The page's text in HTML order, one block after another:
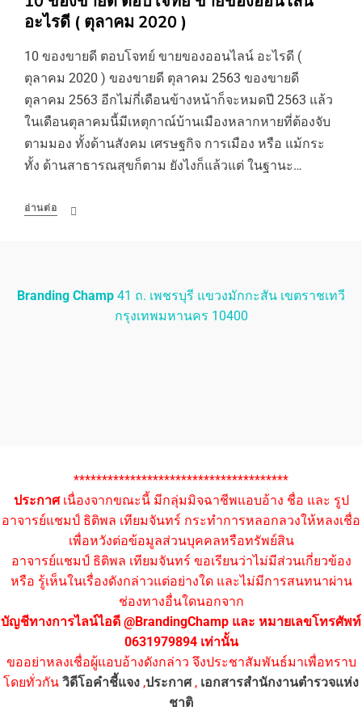
อะไรดี ( ตุลาคม 2020 )
10 ของขายดี ตอบโจทย์ ขายของออนไลน์ อะไรดี (
ตุลาคม 2020 ) ของขายดี ตุลาคม 2563 ของขายดี
ตุลาคม 2563 อีกไม่กี่เดือนข้างหน้าก็จะหมดปี 2563 แล้ว
ในเดือนตุลาคมนี้มีเหตุกาณ์บ้านเมืองหลากหายที่ต้องจับ
ตามมอง ทั้งด้านสังคม เศรษฐกิจ การเมือง หรือ แม้กระ
ทั้ง ด้านสาธารณสุขก็ตาม ยังไงก็แล้วแต่ ในฐานะ…
อ่านต่อ
Branding Champ 41 ถ. เพชรบุรี แขวงมักกะสัน เขตราชเทวี
กรุงเทพมหานคร 10400
**************************************
ประกาศเนื่องจากขณะนี้ มีกลุ่มมิจฉาชีพแอบอ้าง ชื่อ และ รูป
อาจารย์แชมป์ ธิติพล เทียมจันทร์ กระทำการหลอกลวงให้หลงเชื่อ
เพื่อหวังต่อข้อมูลส่วนบุคคลหรือทรัพย์สิน
อาจารย์แชมป์ ธิติพล เทียมจันทร์ ขอเรียนว่าไม่มีส่วนเกี่ยวข้อง
หรือ รู้เห็นในเรื่องดังกล่าวแต่อย่างใด และไม่มีการสนทนาผ่าน
ช่องทางอื่นใดนอกจาก
บัญชีทางการไลน์ไอดี @BrandingChamp และ หมายเลขโทรศัพท์
0631979894 เท่านั้น
ขออย่าหลงเชื่อผู้แอบอ้างดังกล่าว จึงประชาสัมพันธ์มาเพื่อทราบ
โดยทั่วกัน วิดีโอคำชี้แจง ,ประกาศ, เอกสารสำนักงานตำรวจแห่ง
ชาติ